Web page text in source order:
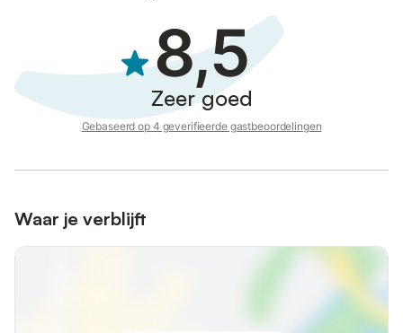
8,5
Zeer goed
Gebaseerd op 4 geverifieerde gastbeoordelingen
Waar je verblijft